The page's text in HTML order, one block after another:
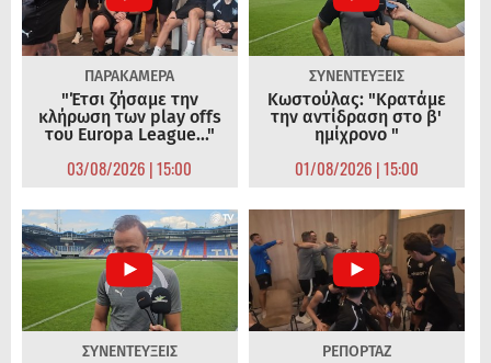
ΠΑΡΑΚΑΜΕΡΑ
"Έτσι ζήσαμε την
κλήρωση των play offs
του Europa League..."
03/08/2026 | 15:00
ΣΥΝΕΝΤΕΥΞΕΙΣ
Κωστούλας: "Κρατάμε
την αντίδραση στο β'
ημίχρονο "
01/08/2026 | 15:00
ΣΥΝΕΝΤΕΥΞΕΙΣ ΡΕΠΟΡΤΑΖ